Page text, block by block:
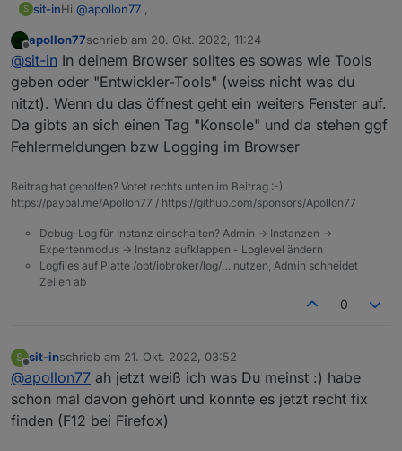
S sit-inHi @apollon77
Sorry ich bin noch relativ neu bei ioBroker... Wie bzw. wo
kann ich das nachschauen?
Offline
apollon77schrieb am 20. Okt. 2022, 11:24
zuletzt editiert von
@sit-in In deinem Browser solltes es sowas wie Tools
geben oder "Entwickler-Tools" (weiss nicht was du
nitzt). Wenn du das öffnest geht ein weiters Fenster auf.
Da gibts an sich einen Tag "Konsole" und da stehen ggf
Fehlermeldungen bzw Logging im Browser
Beitrag hat geholfen? Votet rechts unten im Beitrag :-)
https://paypal.me/Apollon77 / https://github.com/sponsors/Apollon77
Debug-Log für Instanz einschalten? Admin -> Instanzen ->
Expertenmodus -> Instanz aufklappen - Loglevel ändern
Logfiles auf Platte /opt/iobroker/log/… nutzen, Admin schneidet
Zeilen ab
0
S
Offline
sit-inschrieb am 21. Okt. 2022, 03:52
zuletzt editiert von
@apollon77 ah jetzt weiß ich was Du meinst :) habe
schon mal davon gehört und konnte es jetzt recht fix
finden (F12 bei Firefox)